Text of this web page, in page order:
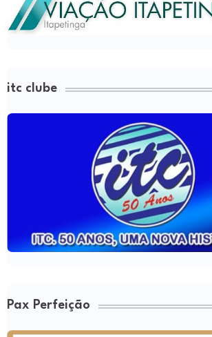
itc clube
Pax Perfeição